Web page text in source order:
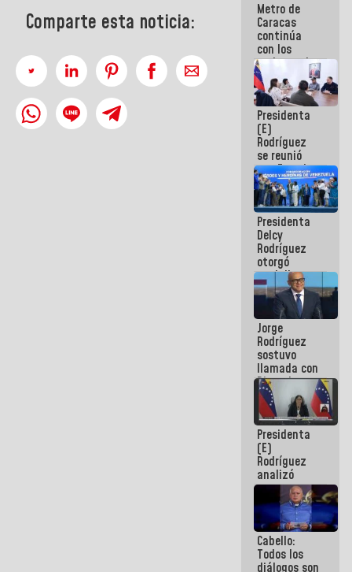
Comparte esta noticia:
Metro de
Caracas
continúa
con los
trabajos de
mantenimiento
e inspección
en la Línea 2
Presidenta
(E)
Rodríguez
se reunió
con Estado
Mayor
Eléctrico
para
abordar
planes de
acción
Presidenta
Delcy
Rodríguez
otorgó
medalla
"Héroe de
Venezuela"
a servidores
públicos
Jorge
Rodríguez
sostuvo
llamada con
Dinorah
Figuera y
acuerdan
primer
encuentro
presencial
para el
diálogo
Presidenta
(E)
Rodríguez
analizó
junto a
gobernadores
planes de
recuperación
del Sistema
Eléctrico
Cabello:
Todos los
diálogos son